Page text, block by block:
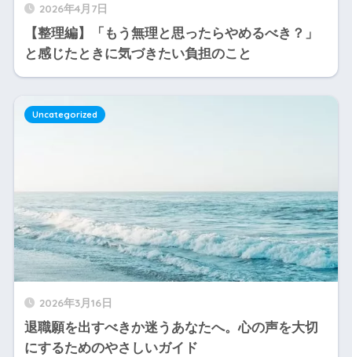
2026年4月7日
【整理編】「もう無理と思ったらやめるべき？」
と感じたときに気づきたい負担のこと
2026年3月16日
退職願を出すべきか迷うあなたへ。心の声を大切
にするためのやさしいガイド
Uncategorized